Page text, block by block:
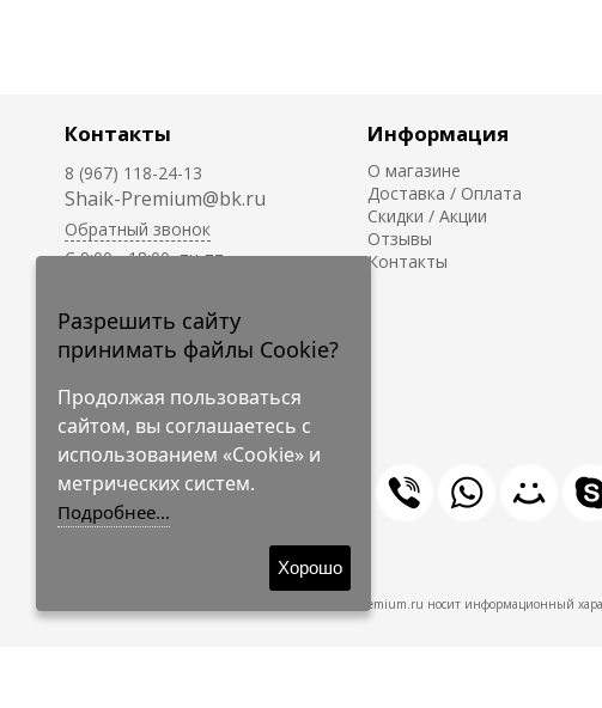
Контакты
8 (967) 118-24-13
Shaik-Premium@bk.ru
Обратный звонок
C 9:00 - 18:00, пн-пт
круглосуточно.
Информация
О магазине
Доставка / Оплата
Скидки / Акции
Отзывы
Контакты
© 2009-2026 Shaik-Premium
Shaik-Premium.ru носит информационный
Разрешить сайту
принимать файлы Cookie?
Продолжая пользоваться
сайтом, вы соглашаетесь с
использованием «Cookie» и
метрических систем.
Подробнее...
Хорошо